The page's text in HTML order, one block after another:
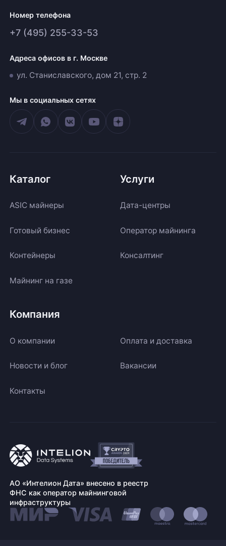
Номер телефона
+7 (495) 255-33-53
Адреса офисов в г. Москве
ул. Станиславского, дом 21, стр. 2
Мы в социальных сетях
Каталог
ASIC майнеры
Готовый бизнес
Контейнеры
Майнинг на газе
Услуги
Дата-центры
Оператор майнинга
Консалтинг
Компания
О компании Оплата и доставка
Новости и блог Вакансии
Контакты
АО «Интелион Дата» внесено в реестр
ФНС как оператор майнинговой
инфраструктуры